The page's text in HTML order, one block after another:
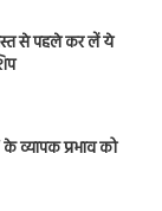
से पहले कर लें ये
के व्यापक प्रभाव को